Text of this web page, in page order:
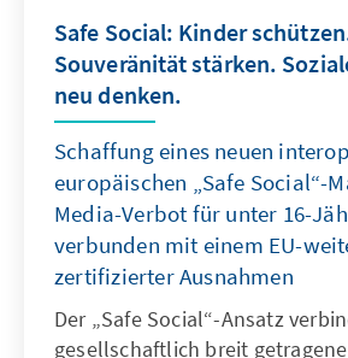
Safe Social: Kinder
Souveränität stärken.
neu denken.
Schaffung eines neuen
europäischen „Safe Social“-
Media-Verbot für unter 16-
verbunden mit einem EU-
zertifizierter Ausnahmen
Der „Safe Social“-Ansatz
gesellschaftlich breit getragene